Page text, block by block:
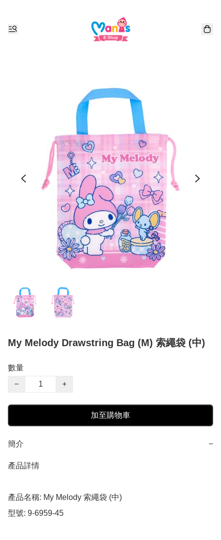
My Melody Drawstring Bag (M) 索繩袋 (中)
數量
−
+
加至購物車
簡介 −
產品詳情
產品名稱: My Melody 索繩袋 (中)
型號: 9-6959-45